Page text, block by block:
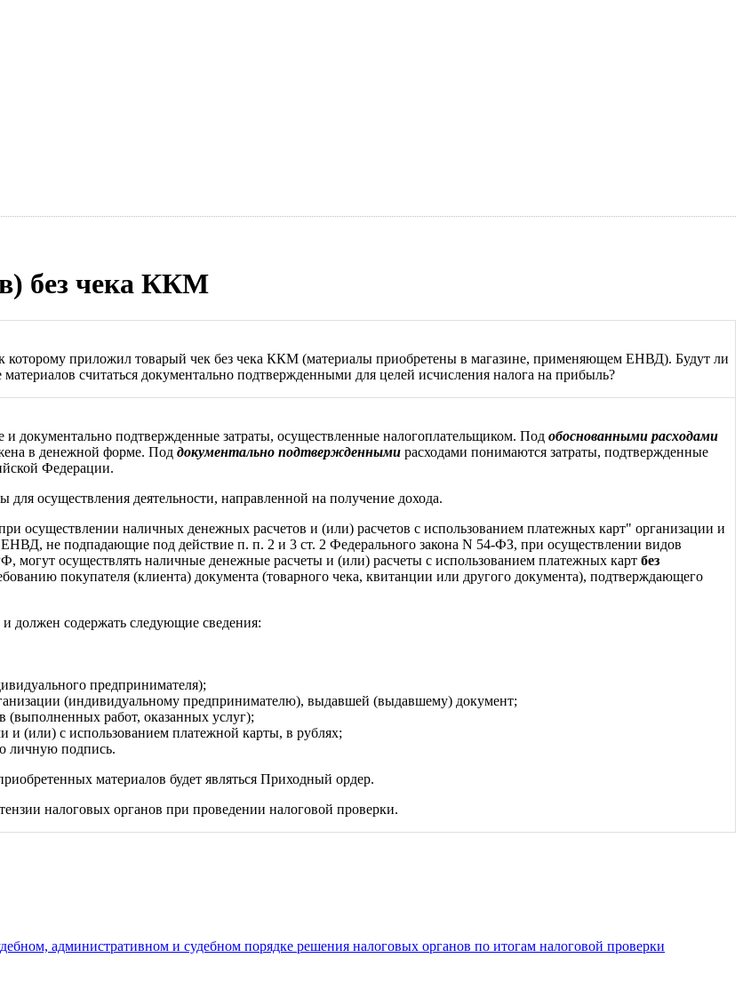
без чека ККМ
которому приложил товарый чек без чека ККМ (материалы приобретены в магазине, применяющем ЕНВД). Будут ли
считаться документально подтвержденными для целей исчисления налога на прибыль?
документально подтвержденные затраты, осуществленные налогоплательщиком. Под обоснованными расходами
в денежной форме. Под документально подтвержденными расходами понимаются затраты, подтвержденные
Федерации.
осуществления деятельности, направленной на получение дохода.
наличных денежных расчетов и (или) расчетов с использованием платежных карт" организации и
не подпадающие под действие п. п. 2 и 3 ст. 2 Федерального закона N 54-ФЗ, при осуществлении видов
могут осуществлять наличные денежные расчеты и (или) расчеты с использованием платежных карт без
покупателя (клиента) документа (товарного чека, квитанции или другого документа), подтверждающего
должен содержать следующие сведения:
предпринимателя);
(индивидуальному предпринимателю), выдавшей (выдавшему) документ;
(выполненных работ, оказанных услуг);
(или) с использованием платежной карты, в рублях;
личную подпись.
материалов будет являться Приходный ордер.
налоговых органов при проведении налоговой проверки.
административном и судебном порядке решения налоговых органов по итогам налоговой проверки